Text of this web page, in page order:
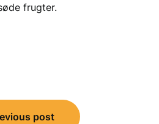
frugter.
post